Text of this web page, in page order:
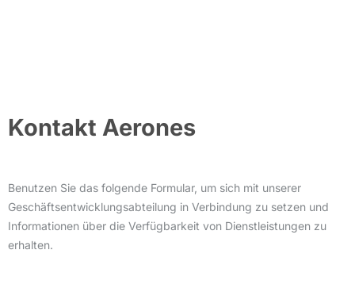
Kontakt Aerones
Benutzen Sie das folgende Formular, um sich mit unserer
Geschäftsentwicklungsabteilung in Verbindung zu setzen und
Informationen über die Verfügbarkeit von Dienstleistungen zu
erhalten.